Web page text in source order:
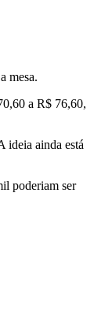
mesa.
a R$ 76,60,
ideia ainda está
poderiam ser